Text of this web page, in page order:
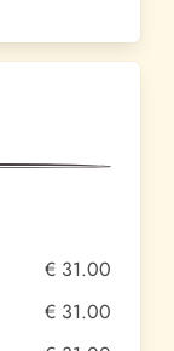
€ 31.00
€ 31.00